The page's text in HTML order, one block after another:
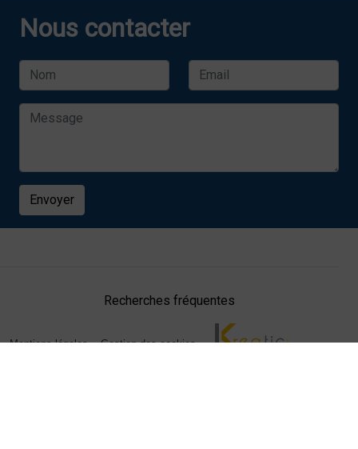
Nous contacter
Envoyer
Recherches fréquentes
Mentions légales Gestion des cookies